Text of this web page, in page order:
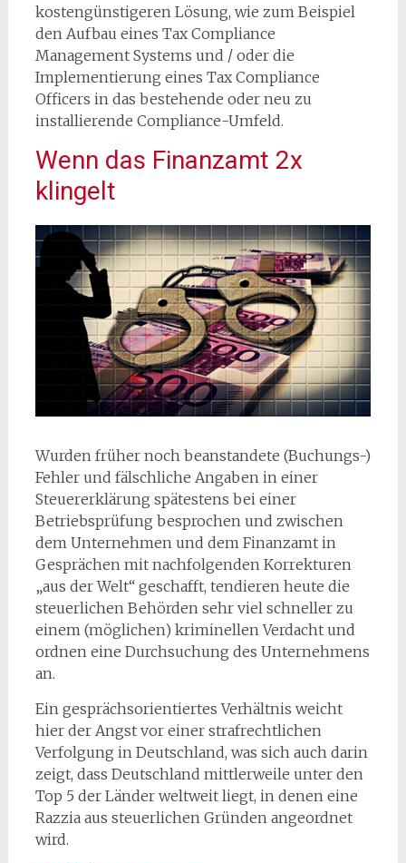
kostengünstigeren Lösung, wie zum Beispiel
den Aufbau eines Tax Compliance
Management Systems und / oder die
Implementierung eines Tax Compliance
Officers in das bestehende oder neu zu
installierende Compliance-Umfeld.
Wenn das Finanzamt 2x
klingelt
Wurden früher noch beanstandete (Buchungs-)
Fehler und fälschliche Angaben in einer
Steuererklärung spätestens bei einer
Betriebsprüfung besprochen und zwischen
dem Unternehmen und dem Finanzamt in
Gesprächen mit nachfolgenden Korrekturen
„aus der Welt“ geschafft, tendieren heute die
steuerlichen Behörden sehr viel schneller zu
einem (möglichen) kriminellen Verdacht und
ordnen eine Durchsuchung des Unternehmens
an.
Ein gesprächsorientiertes Verhältnis weicht
hier der Angst vor einer strafrechtlichen
Verfolgung in Deutschland, was sich auch darin
zeigt, dass Deutschland mittlerweile unter den
Top 5 der Länder weltweit liegt, in denen eine
Razzia aus steuerlichen Gründen angeordnet
wird.